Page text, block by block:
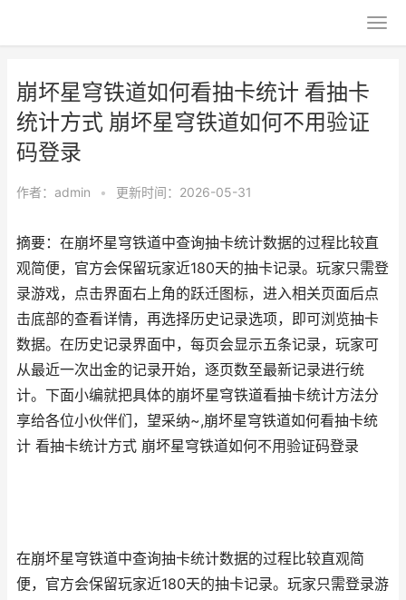
崩坏星穹铁道如何看抽卡统计 看抽卡
统计方式 崩坏星穹铁道如何不用验证
码登录
作者： admin • 更新时间：2026-05-31
摘要：在崩坏星穹铁道中查询抽卡统计数据的过程比较直
观简便，官方会保留玩家近180天的抽卡记录。玩家只需登
录游戏，点击界面右上角的跃迁图标，进入相关页面后点
击底部的查看详情，再选择历史记录选项，即可浏览抽卡
数据。在历史记录界面中，每页会显示五条记录，玩家可
从最近一次出金的记录开始，逐页数至最新记录进行统
计。下面小编就把具体的崩坏星穹铁道看抽卡统计方法分
享给各位小伙伴们，望采纳~,崩坏星穹铁道如何看抽卡统
计 看抽卡统计方式 崩坏星穹铁道如何不用验证码登录
在崩坏星穹铁道中查询抽卡统计数据的过程比较直观简
便，官方会保留玩家近180天的抽卡记录。玩家只需登录游